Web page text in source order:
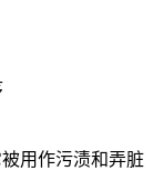
用作污渍和弄脏